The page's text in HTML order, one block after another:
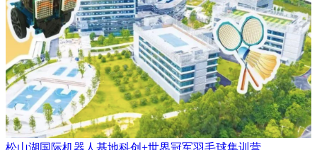
松山湖国际机器人基地科创+世界冠军羽毛球集训营